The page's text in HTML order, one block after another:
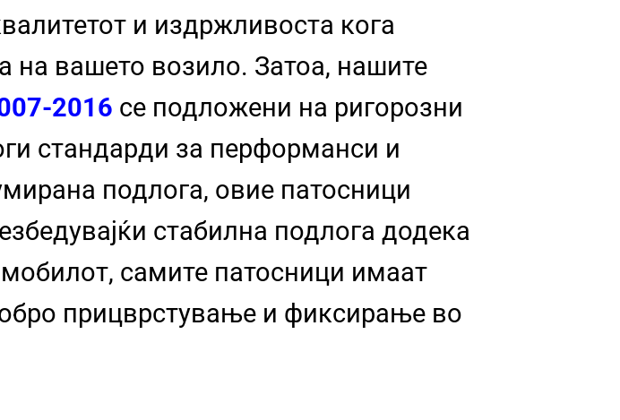
и издржливоста кога
на вашето возило. Затоа, нашите
2016 се подложени на ригорозни
стандарди за перформанси и
подлога, овие патосници
стабилна подлога додека
самите патосници имаат
прицврстување и фиксирање во